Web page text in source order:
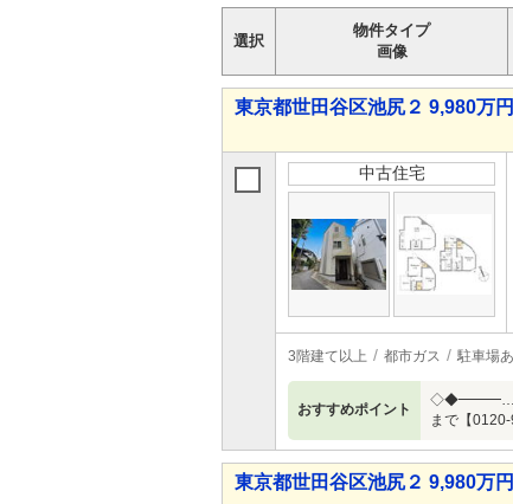
選択
物件タイプ
画像
東京都世田谷区池尻２ 9,980万
中古住宅
3階建て以上 都市ガス 駐車場
おすすめポイント
◇◆━━━…‥・
まで【
東京都世田谷区池尻２ 9,980万